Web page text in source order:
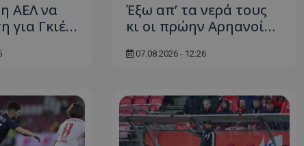
ΑΕΛ να
για Γκιέ…
Έξω απ’ τα νερά τους
κι οι πρώην Αρηανοί…
07.08.2026 - 12:26